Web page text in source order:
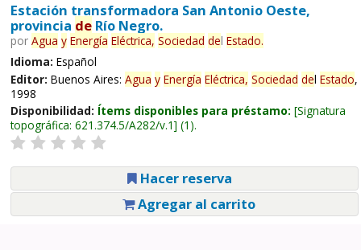
Estación transformadora San Antonio Oeste,
provincia deRío Negro.
por Agua y Energía Eléctrica, Sociedad del Estado.
Idioma: Español
Editor: Buenos Aires: Agua y Energía Eléctrica, Sociedad del Estado,
1998
Disponibilidad: Ítems disponibles para préstamo: Signatura
topográfica: 621.374.5/A282/v.1 (1).
Hacer reserva
Agregar al carrito